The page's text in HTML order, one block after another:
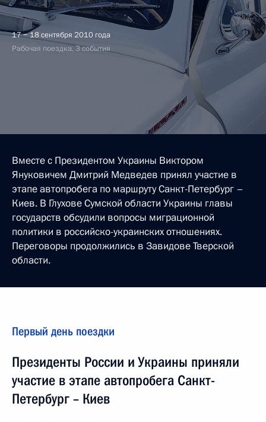
17 − 18 сентября 2010 года
Рабочая поездка, 3 события
Вместе с Президентом Украины Виктором
Януковичем Дмитрий Медведев принял участие в
этапе автопробега по маршруту Санкт-Петербург –
Киев. В Глухове Сумской области Украины главы
государств обсудили вопросы миграционной
политики в российско-украинских отношениях.
Переговоры продолжились в Завидове Тверской
области.
Первый день поездки
Президенты России и Украины приняли
участие в этапе автопробега Санкт-
Петербург – Киев